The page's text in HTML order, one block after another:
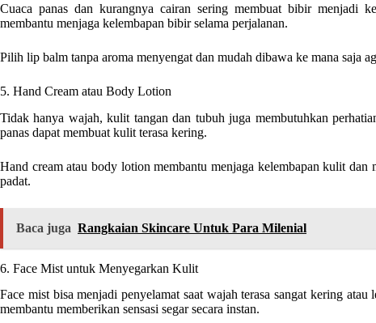
Cuaca panas dan kurangnya cairan sering membuat bibir menjadi
membantu menjaga kelembapan bibir selama perjalanan.
Pilih lip balm tanpa aroma menyengat dan mudah dibawa ke mana saja
5. Hand Cream atau Body Lotion
Tidak hanya wajah, kulit tangan dan tubuh juga membutuhkan
panas dapat membuat kulit terasa kering.
Hand cream atau body lotion membantu menjaga kelembapan kulit dan
padat.
Baca juga Rangkaian Skincare Untuk Para Milenial
6. Face Mist untuk Menyegarkan Kulit
Face mist bisa menjadi penyelamat saat wajah terasa sangat kering
membantu memberikan sensasi segar secara instan.